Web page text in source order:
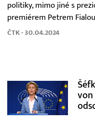
politiky, mimo jiné s
premiérem Petrem
ČTK - 30.04.2024
von